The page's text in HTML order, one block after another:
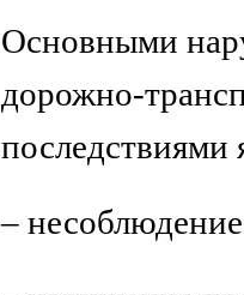
Основными
дорожно-
последствиями
–